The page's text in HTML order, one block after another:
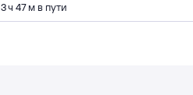
3 ч 47 м в пути